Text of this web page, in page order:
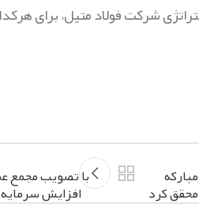
شرکت فولاد متیل، برای
كرد
با تصویب مجمع
افزایش